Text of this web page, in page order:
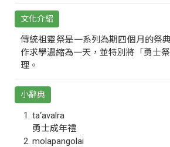
文化介紹
傳統祖靈祭是一系列為期四個月的祭
作求學濃縮為一天，並特別將「勇士
理。
小辭典
ta‘avalra
勇士成年禮
molapangolai